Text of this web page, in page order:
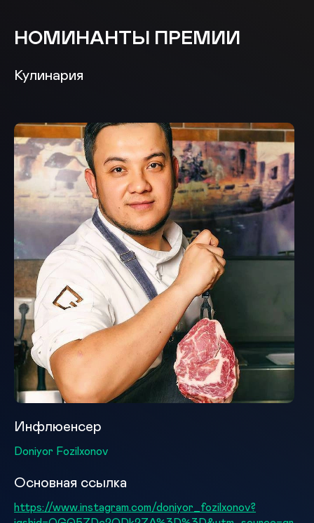
НОМИНАНТЫ ПРЕМИИ
Кулинария
Инфлюенсер
Doniyor Fozilxonov
Основная ссылка
https://www.instagram.com/doniyor_fozilxonov?